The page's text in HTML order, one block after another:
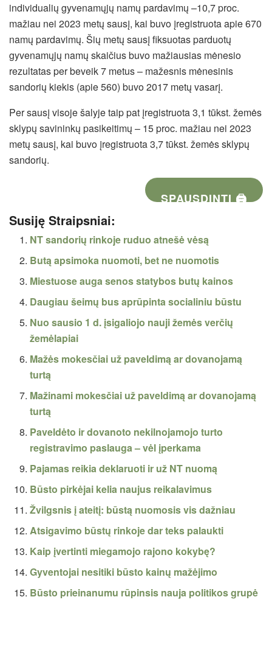
individualių gyvenamųjų namų pardavimų –10,7 proc.
mažiau nei 2023 metų sausį, kai buvo įregistruota apie 670
namų pardavimų. Šių metų sausį fiksuotas parduotų
gyvenamųjų namų skaičius buvo mažiausias mėnesio
rezultatas per beveik 7 metus – mažesnis mėnesinis
sandorių kiekis (apie 560) buvo 2017 metų vasarį.
Per sausį visoje šalyje taip pat įregistruota 3,1 tūkst. žemės
sklypų savininkų pasikeitimų – 15 proc. mažiau nei 2023
metų sausį, kai buvo įregistruota 3,7 tūkst. žemės sklypų
sandorių.
SPAUSDINTI 🖨
Susiję Straipsniai:
NT sandorių rinkoje ruduo atnešė vėsą
Butą apsimoka nuomoti, bet ne nuomotis
Miestuose auga senos statybos butų kainos
Daugiau šeimų bus aprūpinta socialiniu būstu
Nuo sausio 1 d. įsigaliojo nauji žemės verčių
žemėlapiai
Mažės mokesčiai už paveldimą ar dovanojamą
turtą
Mažinami mokesčiai už paveldimą ar dovanojamą
turtą
Paveldėto ir dovanoto nekilnojamojo turto
registravimo paslauga – vėl įperkama
Pajamas reikia deklaruoti ir už NT nuomą
Būsto pirkėjai kelia naujus reikalavimus
Žvilgsnis į ateitį: būstą nuomosis vis dažniau
Atsigavimo būstų rinkoje dar teks palaukti
Kaip įvertinti miegamojo rajono kokybę?
Gyventojai nesitiki būsto kainų mažėjimo
Būsto prieinanumu rūpinsis nauja politikos grupė